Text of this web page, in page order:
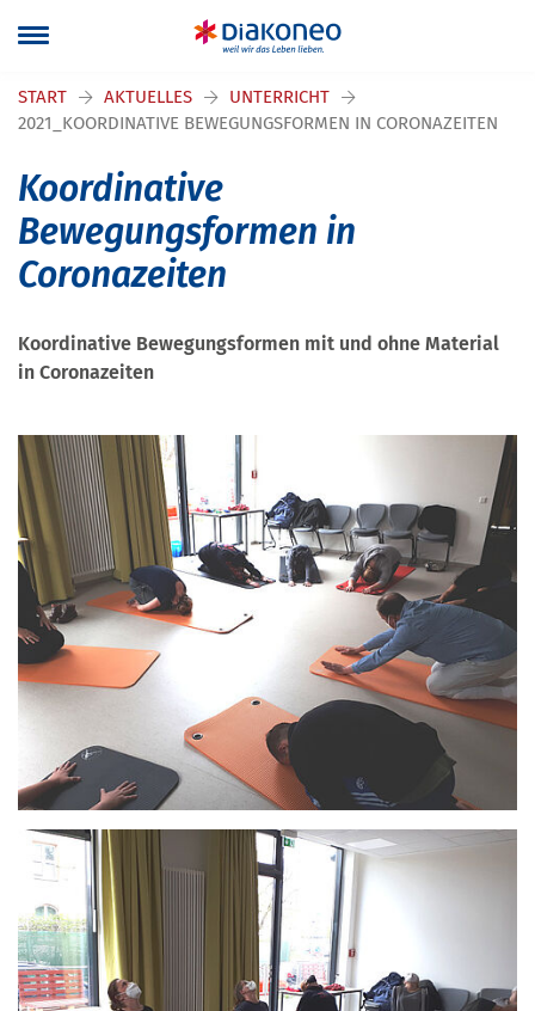
START AKTUELLES
UNTERRICHT
2021_KOORDINATIVE BEWEGUNGSFORMEN IN CORONAZEITEN
Koordinative
Bewegungsformen in
Coronazeiten
Koordinative Bewegungsformen mit und ohne Material
in Coronazeiten